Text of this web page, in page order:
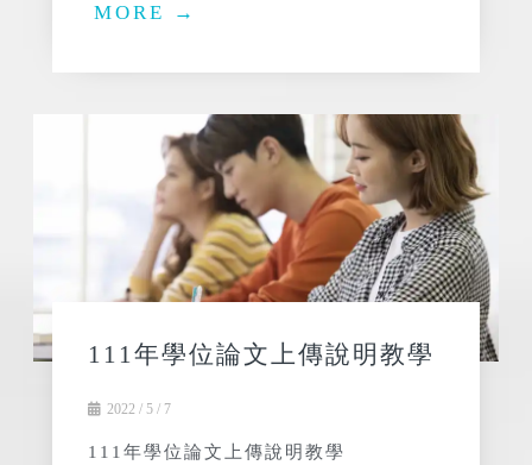
MORE →
111年學位論文上傳說明教學
2022 / 5 / 7
111年學位論文上傳說明教學